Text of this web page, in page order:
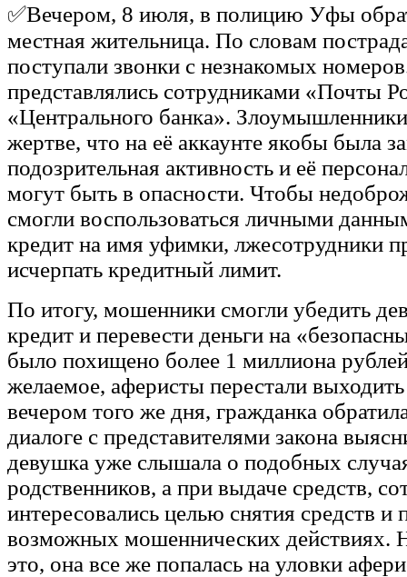
✅Вечером, 8 июля, в полицию Уфы
местная жительница. По словам
поступали звонки с незнакомых
представлялись сотрудниками «Почты
«Центрального банка».
жертве, что на её аккаунте якобы была
подозрительная активность и её
могут быть в опасности. Чтобы
смогли воспользоваться личными
кредит на имя уфимки, лжесотрудники
исчерпать кредитный лимит.
По итогу, мошенники смогли убедить
кредит и перевести деньги на
было похищено более 1 миллиона
желаемое, аферисты перестали
вечером того же дня, гражданка
диалоге с представителями закона
девушка уже слышала о подобных
родственников, а при выдаче средств,
интересовались целью снятия средств и
возможных мошеннических действиях.
это, она все же попалась на уловки